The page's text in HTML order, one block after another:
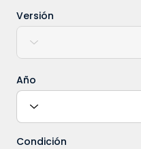
Versión
Año
Condición